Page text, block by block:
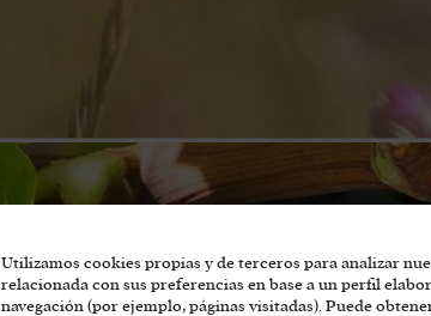
Utilizamos cookies propias y de terceros para analizar
relacionada con sus preferencias en base a un perfil
navegación (por ejemplo, páginas visitadas). Puede